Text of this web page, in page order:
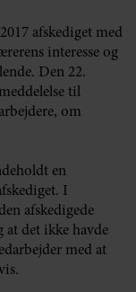
afskediget med
interesse og
Den 22.
til
om
en
I
afskedigede
at det ikke havde
med at